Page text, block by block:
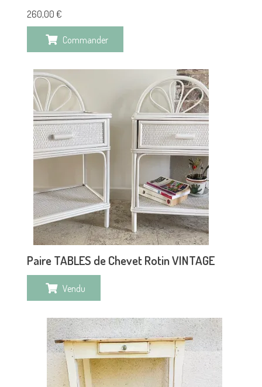
260,00 €
Commander
Paire TABLES de Chevet Rotin VINTAGE
Vendu